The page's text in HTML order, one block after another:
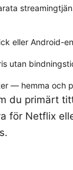
eller Android-
utan
— hemma och
du primärt
för Netflix